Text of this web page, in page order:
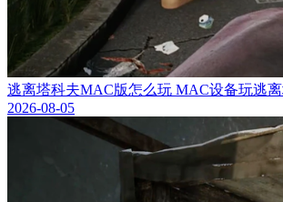
逃离塔科夫MAC版怎么玩 MAC设备玩逃
2026-08-05